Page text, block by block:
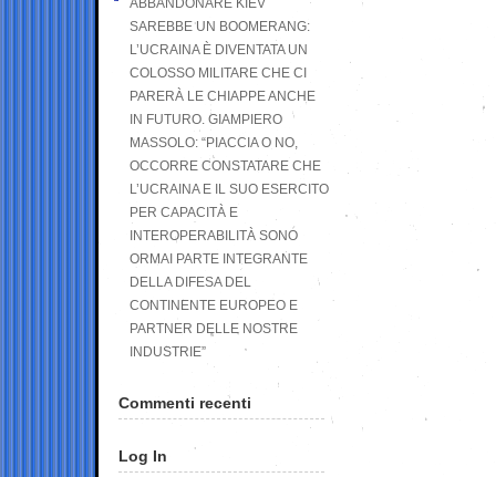
ABBANDONARE KIEV
SAREBBE UN BOOMERANG:
L’UCRAINA È DIVENTATA UN
COLOSSO MILITARE CHE CI
PARERÀ LE CHIAPPE ANCHE
IN FUTURO. GIAMPIERO
MASSOLO: “PIACCIA O NO,
OCCORRE CONSTATARE CHE
L’UCRAINA E IL SUO ESERCITO
PER CAPACITÀ E
INTEROPERABILITÀ SONO
ORMAI PARTE INTEGRANTE
DELLA DIFESA DEL
CONTINENTE EUROPEO E
PARTNER DELLE NOSTRE
INDUSTRIE”
Commenti recenti
Log In